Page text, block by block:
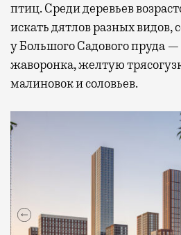
птиц. Среди деревьев
искать дятлов разных видов,
у Большого Садового пруда —
жаворонка, желтую
малиновок и соловьев.